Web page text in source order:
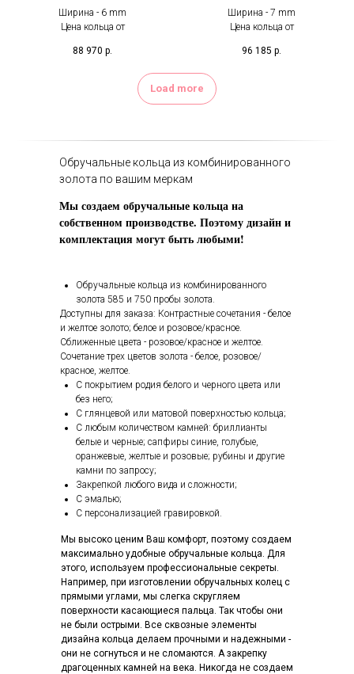
Ширина - 6 mm
Цена кольца от
88 970 р.
Ширина - 7 mm
Цена кольца от
96 185 р.
Load more
Мы создаем обручальные кольца на
собственном производстве. Поэтому дизайн и
комплектация могут быть любыми!
Мы высоко ценим Ваш комфорт, поэтому создаем
максимально удобные обручальные кольца. Для
этого, используем профессиональные секреты.
Например, при изготовлении обручальных колец с
прямыми углами, мы слегка скругляем
поверхности касающиеся пальца. Так чтобы они
не были острыми. Все сквозные элементы
дизайна кольца делаем прочными и надежными -
они не согнуться и не сломаются. А закрепку
драгоценных камней на века. Никогда не создаем
Обручальные кольца из комбинированного
золота по вашим меркам
Обручальные кольца из комбинированного
золота 585 и 750 пробы золота.
Доступны для заказа: Контрастные сочетания - белое
и желтое золото; белое и розовое/красное.
Сближенные цвета - розовое/красное и желтое.
Сочетание трех цветов золота - белое, розовое/
красное, желтое.
С покрытием родия белого и черного цвета или
без него;
С глянцевой или матовой поверхностью кольца;
С любым количеством камней: бриллианты
белые и черные; сапфиры синие, голубые,
оранжевые, желтые и розовые; рубины и другие
камни по запросу;
Закрепкой любого вида и сложности;
С эмалью;
С персонализацией гравировкой.